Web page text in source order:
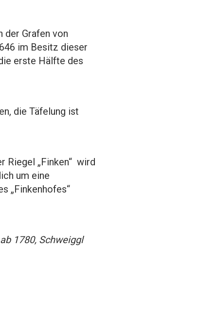
der Grafen von
im Besitz dieser
erste Hälfte des
die Täfelung ist
Riegel „Finken“ wird
um eine
„Finkenhofes“
1780, Schweiggl